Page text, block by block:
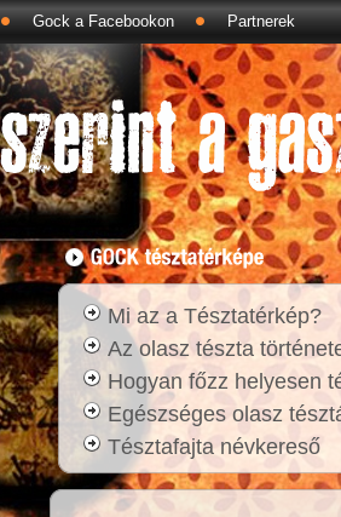
Gock a Facebookon Partnerek
Mi az a Tésztatérkép?
Az olasz tészta
Hogyan főzz helyesen
Egészséges olasz
Tésztafajta névkereső